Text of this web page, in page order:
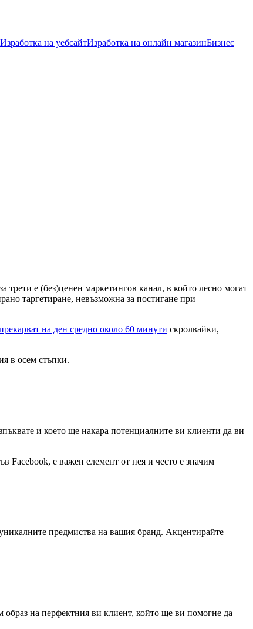
Изработка на уебсайтИзработка на онлайн магазинБизнес
трети е (без)ценен маркетингов канал, в който лесно могат
таргетиране, невъзможна за постигане при
на ден средно около 60 минути скролвайки,
в осем стъпки.
и което ще накара потенциалните ви клиенти да ви
Facebook, e важен елемент от нея и често е значим
предмиства на вашия бранд. Акцентирайте
образ на перфектния ви клиент, който ще ви помогне да